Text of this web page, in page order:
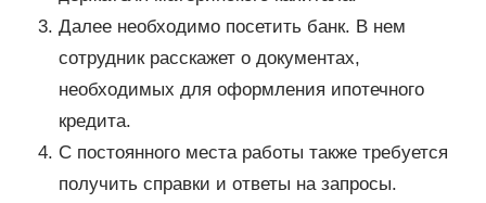
Далее необходимо посетить банк. В нем
сотрудник расскажет о документах,
необходимых для оформления ипотечного
кредита.
С постоянного места работы также требуется
получить справки и ответы на запросы.